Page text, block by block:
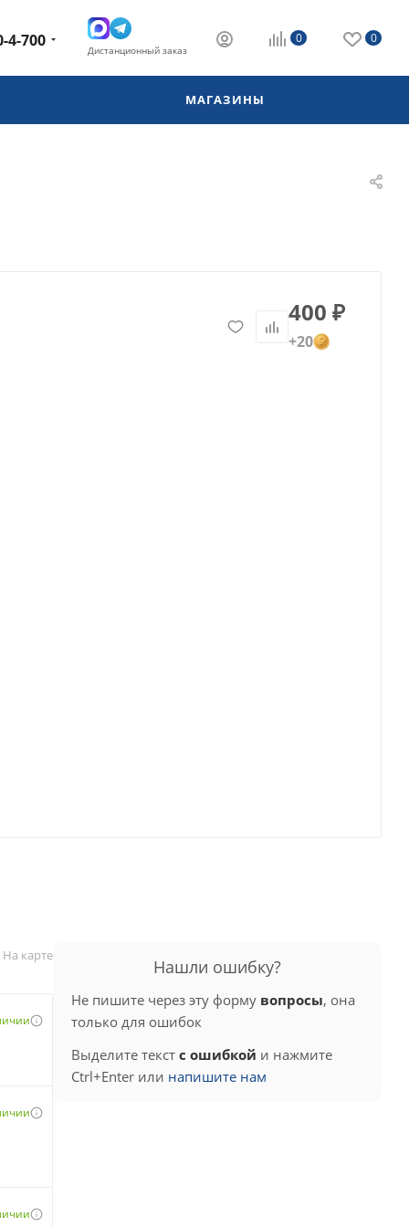
4-700 Дистанционный заказ
0 0
МАГАЗИНЫ
400 ₽
+20
На карте
Нашли ошибку?
Не пишите через эту форму вопросы, она
только для ошибок
Выделите текст с ошибкой и нажмите
Ctrl+Enter или напишите нам